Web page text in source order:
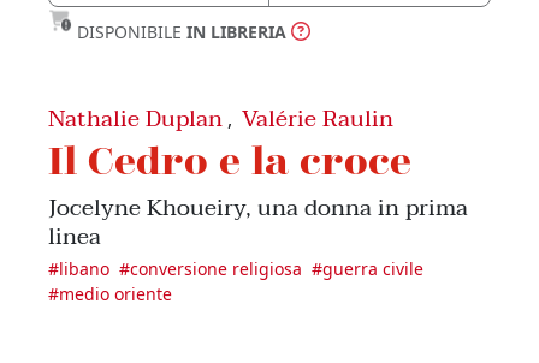
DISPONIBILE IN LIBRERIA
Nathalie Duplan , Valérie Raulin
Il Cedro e la croce
Jocelyne Khoueiry, una donna in prima
linea
#libano #conversione religiosa #guerra civile
#medio oriente